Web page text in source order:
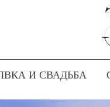
И СВАДЬБА